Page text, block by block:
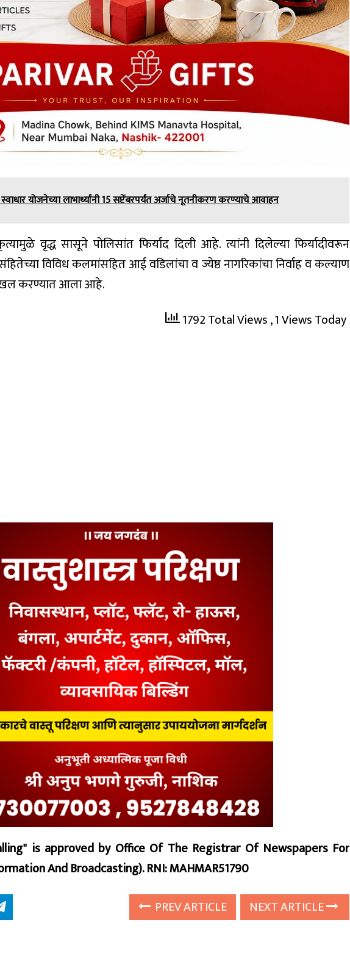
योजनेच्या लाभार्थ्यांनी 15 सप्टेंबरपर्यंत अर्जाचे नूतनीकरण करण्याचे आवाहन
वृद्ध सासूने पोलिसांत फिर्याद दिली आहे. त्यांनी दिलेल्या फिर्यादीवरून
विविध कलमांसहित आई वडिलांचा व ज्येष्ठ नागरिकांचा निर्वाह व कल्याण
करण्यात आला आहे.
1792 Total Views, 1 Views Today
is approved by Office Of The Registrar Of Newspapers For
And Broadcasting). RNI: MAHMAR51790
PREV ARTICLE NEXT ARTICLE